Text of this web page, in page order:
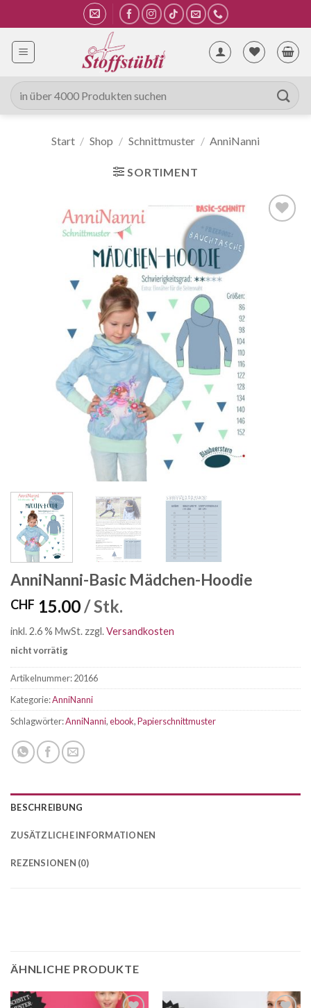
Inhalt
springen
Suche
nach:
Start / Shop / Schnittmuster / AnniNanni
SORTIMENT
Wunschliste
AnniNanni-Basic Mädchen-Hoodie
CHF 15.00/ Stk.
inkl. 2.6 % MwSt. zzgl.Versandkosten
nicht vorrätig
Artikelnummer:20166
Kategorie:AnniNanni
Schlagwörter:AnniNanni,ebook,Papierschnittmuster
BESCHREIBUNG
ZUSÄTZLICHE INFORMATIONEN
REZENSIONEN (0)
ÄHNLICHE PRODUKTE